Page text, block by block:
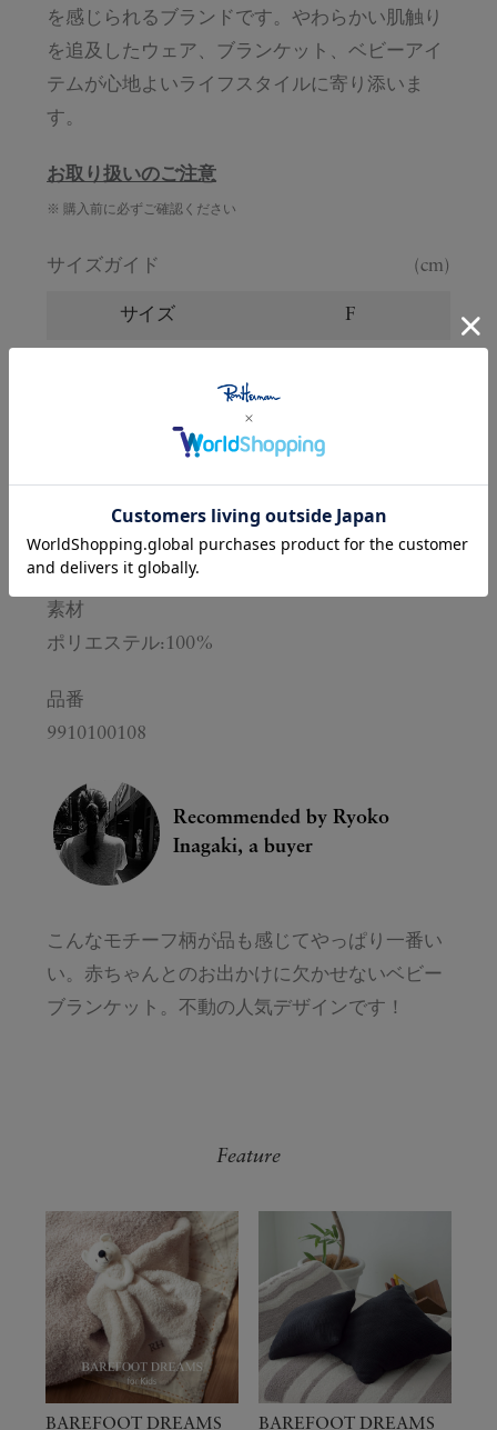
を感じられるブランドです。やわらかい肌触り
を追及したウェア、ブランケット、ベビーアイ
テムが心地よいライフスタイルに寄り添いま
す。
お取り扱いのご注意
※ 購入前に必ずご確認ください
サイズガイド (cm)
サイズ F
中国
素材
ポリエステル:100%
品番
9910100108
Recommended byRyoko
Inagaki, a buyer
こんなモチーフ柄が品も感じてやっぱり一番い
い。赤ちゃんとのお出かけに欠かせないベビー
ブランケット。不動の人気デザインです！
Feature
BAREFOOT DREAMS
BAREFOOT DREAMS